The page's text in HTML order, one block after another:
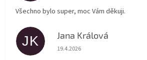
Všechno bylo super, moc Vám děkuji.
JK Jana Králová
Hodnocení obchodu je 5 z 5
19.4.2026